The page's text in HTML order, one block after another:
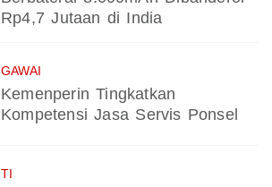
Rp4,7 Jutaan di India
GAWAI
Kemenperin Tingkatkan
Kompetensi Jasa Servis Ponsel
TI